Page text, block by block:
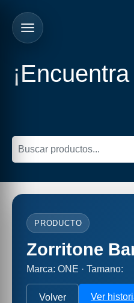
PRODUCTO
Zorritone
Marca: ONE · Tamano:
Volver Ver